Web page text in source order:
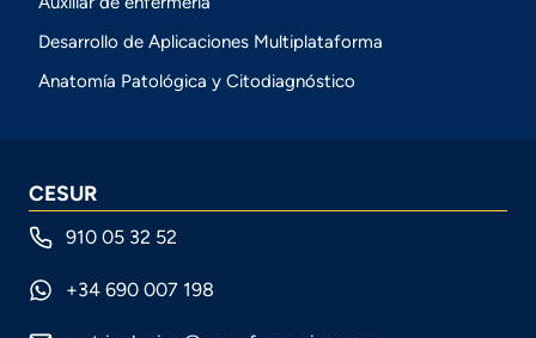
Desarrollo de Aplicaciones Multiplataforma
Anatomía Patológica y Citodiagnóstico
CESUR
910 05 32 52
+34 690 007 198